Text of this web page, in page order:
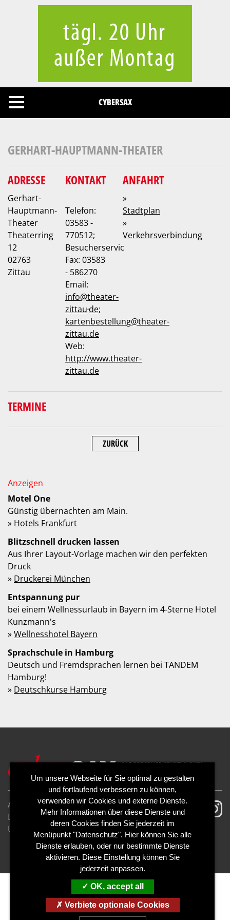
CYBERSAX
GERHART-HAUPTMANN-THEATER
ADRESSE
Gerhart-
Hauptmann-
Theater
Theaterring
12
02763
Zittau
KONTAKT
Telefon:
03583 -
770512;
Besucherservic
Fax: 03583
- 586270
Email:
info@theater-
zittau.de;
kartenbestellung@theater-
zittau.de
Web:
http://www.theater-
zittau.de
ANFAHRT
»
Stadtplan
»
Verkehrsverbindung
TERMINE
ZURÜCK
Motel One
Günstig übernachten am Main.
» Hotels Frankfurt
Blitzschnell drucken lassen
Aus Ihrer Layout-Vorlage machen wir den perfekten
Druck
» Druckerei München
Entspannung pur
bei einem Wellnessurlaub in Bayern im 4-Sterne Hotel
Kunzmann's
»Wellnesshotel Bayern
Sprachschule in Hamburg
Deutsch und Fremdsprachen lernen bei TANDEM
Hamburg!
» Deutschkurse Hamburg
AGB
Impressum
Datenschutzerklärung
Cookies
Über uns
Kontakt
Mediadaten
Abo kündigen
Abo widerrufen
Cookies management panel
Um unsere Webseite für Sie optimal zu gestalten
und fortlaufend verbessern zu können,
verwenden wir Cookies und externe Dienste.
Mehr Informationen über diese Dienste und
deren Cookies finden Sie jederzeit im
Menüpunkt "Datenschutz". Hier können Sie alle
Dienste erlauben, oder nur bestimmte Dienste
aktivieren. Diese Einstellung können Sie
jederzeit anpassen.
OK, accept all
Verbiete optionale Cookies